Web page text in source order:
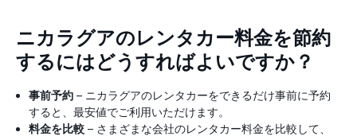
ニカラグアのレンタカー料金を節約
するにはどうすればよいですか？
事前予約 – ニカラグアのレンタカーをできるだけ事前に予約
すると、最安値でご利用いただけます。
料金を比較 – さまざまな会社のレンタカー料金を比較して、